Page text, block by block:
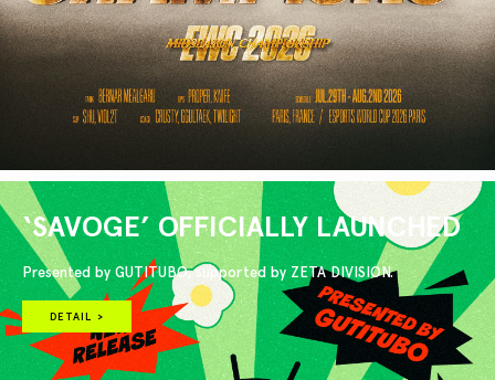
‘SAVOGE’ OFFICIALLY LAUNCHED
Presented by GUTITUBO, supported by ZETA DIVISION.
DETAIL >